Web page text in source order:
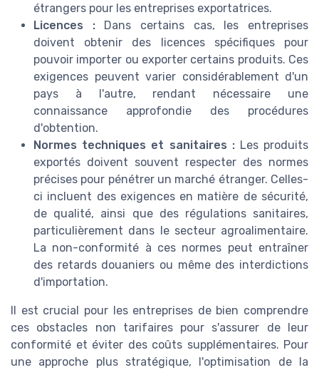
étrangers pour les entreprises exportatrices.
Licences :Dans certains cas, les entreprises
doivent obtenir des licences spécifiques pour
pouvoir importer ou exporter certains produits. Ces
exigences peuvent varier considérablement d'un
pays à l'autre, rendant nécessaire une
connaissance approfondie des procédures
d'obtention.
Normes techniques et sanitaires :Les produits
exportés doivent souvent respecter des normes
précises pour pénétrer un marché étranger. Celles-
ci incluent des exigences en matière de sécurité,
de qualité, ainsi que des régulations sanitaires,
particulièrement dans le secteur agroalimentaire.
La non-conformité à ces normes peut entraîner
des retards douaniers ou même des interdictions
d'importation.
Il est crucial pour les entreprises de bien comprendre
ces obstacles non tarifaires pour s'assurer de leur
conformité et éviter des coûts supplémentaires. Pour
une approche plus stratégique, l'optimisation de la